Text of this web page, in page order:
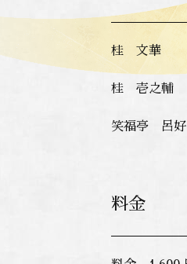
桂 文華
桂 壱之輔
笑福亭 呂好
料金